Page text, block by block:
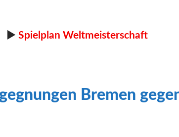
► Spielplan Weltmeisterschaft
Bremen